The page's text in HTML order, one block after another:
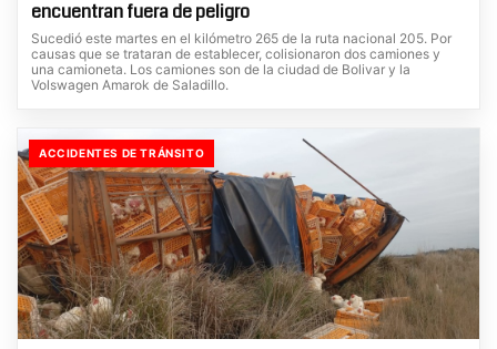
encuentran fuera de peligro
Sucedió este martes en el kilómetro 265 de la ruta nacional 205. Por
causas que se trataran de establecer, colisionaron dos camiones y
una camioneta. Los camiones son de la ciudad de Bolivar y la
Volswagen Amarok de Saladillo.
ACCIDENTES DE TRÁNSITO